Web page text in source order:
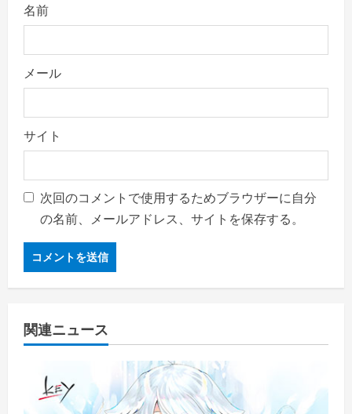
名前
メール
サイト
次回のコメントで使用するためブラウザーに自分
の名前、メールアドレス、サイトを保存する。
関連ニュース